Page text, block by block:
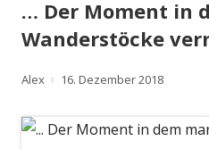
… Der Moment in
Wanderstöcke
Autor
Alex
Veröffentlicht
16. Dezember 2018